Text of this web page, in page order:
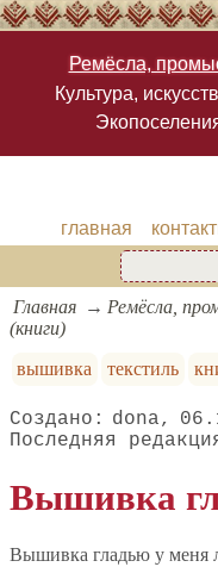
Ремёсла,
Культура,
главная
Главная Ремёсла,
(книги)
вышивка
текстиль
dona
Вышивка
Вышивка гладью у меня